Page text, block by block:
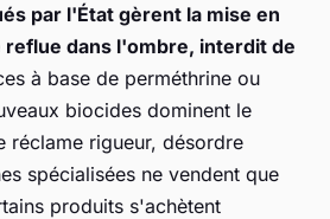
par l'État gèrent la mise en
dans l'ombre, interdit de
à base de perméthrine ou
biocides dominent le
réclame rigueur, désordre
spécialisées ne vendent que
produits s'achètent